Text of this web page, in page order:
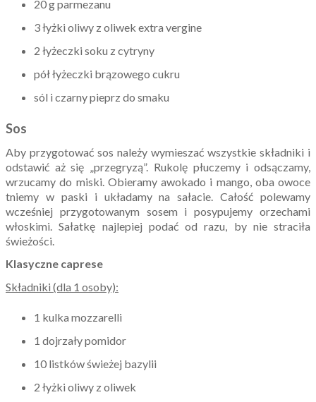
20 g parmezanu
3 łyżki oliwy z oliwek extra vergine
2 łyżeczki soku z cytryny
pół łyżeczki brązowego cukru
sól i czarny pieprz do smaku
Sos
Aby przygotować sos należy wymieszać wszystkie składniki i
odstawić aż się „przegryzą”. Rukolę płuczemy i odsączamy,
wrzucamy do miski. Obieramy awokado i mango, oba owoce
tniemy w paski i układamy na sałacie. Całość polewamy
wcześniej przygotowanym sosem i posypujemy orzechami
włoskimi. Sałatkę najlepiej podać od razu, by nie straciła
świeżości.
Klasyczne caprese
Składniki (dla 1 osoby):
1 kulka mozzarelli
1 dojrzały pomidor
10 listków świeżej bazylii
2 łyżki oliwy z oliwek